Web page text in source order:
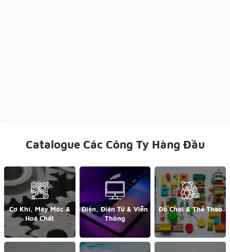
Catalogue Các Công Ty Hàng Đầu
Cơ Khí, Máy Móc &
Hoá Chất
Điện, Điện Tử & Viễn
Thông
Đồ Chơi & Thể Thao